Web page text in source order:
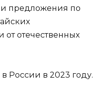
предложения по
от отечественных